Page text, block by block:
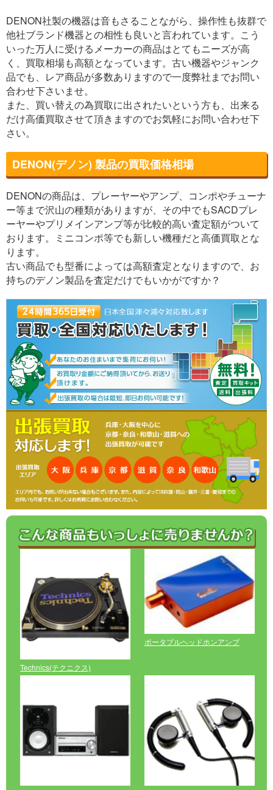
DENON社製の機器は音もさることながら、操作性も抜群で
他社ブランド機器との相性も良いと言われています。こう
いった万人に受けるメーカーの商品はとてもニーズが高
く、買取相場も高額となっています。古い機器やジャンク
品でも、レア商品が多数ありますので一度弊社までお問い
合わせ下さいませ。
また、買い替えの為買取に出されたいという方も、出来る
だけ高価買取させて頂きますのでお気軽にお問い合わせ下
さい。
DENON(デノン) 製品の買取価格相場
DENONの商品は、プレーヤーやアンプ、コンポやチューナ
ー等まで沢山の種類がありますが、その中でもSACDプレ
ーヤーやプリメインアンプ等が比較的高い査定額がついて
おります。ミニコンポ等でも新しい機種だと高価買取とな
ります。
古い商品でも型番によっては高額査定となりますので、お
持ちのデノン製品を査定だけでもいかがですか？
Technics(テクニクス)
ポータブルヘッドホンアンプ